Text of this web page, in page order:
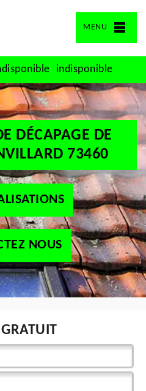
MENU
indisponible
DÉCAPAGE DE
73460
NOUS